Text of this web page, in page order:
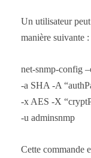
Un utilisateur
manière suivante :
net-snmp-config
-a SHA -A
-x AES -X
-u adminsnmp
Cette commande